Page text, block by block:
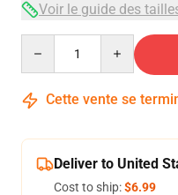
Voir le guide des
Cette vente se
Deliver to United
Cost to ship:$6.99